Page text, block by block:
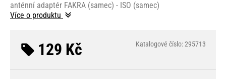
anténní adaptér FAKRA (samec) - ISO (samec)
Více o produktu
129 Kč Katalogové číslo: 295713